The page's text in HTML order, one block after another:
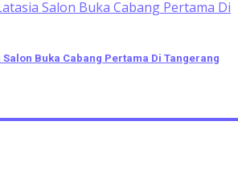
Buka Cabang Pertama Di Tangerang